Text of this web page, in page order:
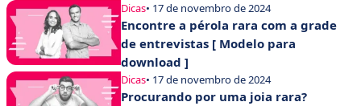
Dicas• 17 de novembro de 2024
Encontre a pérola rara com a grade
de entrevistas [ Modelo para
download ]
Dicas• 17 de novembro de 2024
Procurando por uma joia rara?